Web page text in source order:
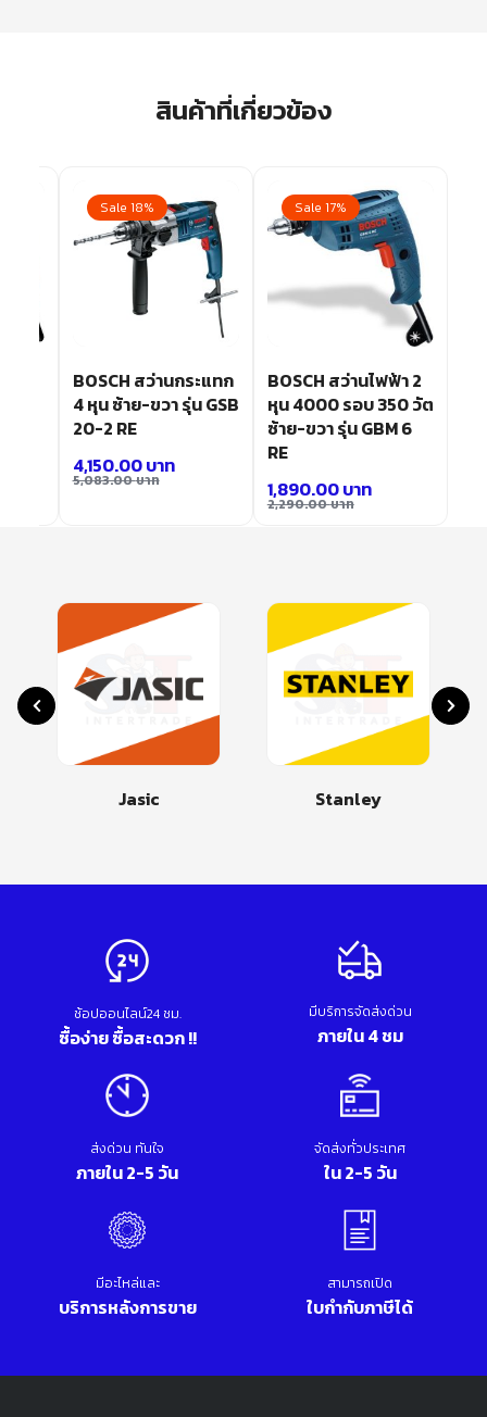
สินค้าที่เกี่ยวข้อง
Sale 18%
BOSCH สว่านกระแทก
4 หุน ซ้าย-ขวา รุ่น GSB
20-2 RE
5,083.00บาท
4,150.00บาท
Sale 17%
BOSCH สว่านไฟฟ้า 2
หุน 4000 รอบ 350 วัต
ซ้าย-ขวา รุ่น GBM 6
RE
2,290.00บาท
1,890.00บาท
Jasic Stanley
ช้อปออนไลน์24 ชม.
ซื้อง่าย ซื้อสะดวก !!
มีบริการจัดส่งด่วน
ภายใน 4 ชม
ส่งด่วน ทันใจ
ภายใน 2-5 วัน
จัดส่งทั่วประเทศ
ใน 2-5 วัน
มีอะไหล่และ
บริการหลังการขาย
สามารถเปิด
ใบกำกับภาษีได้